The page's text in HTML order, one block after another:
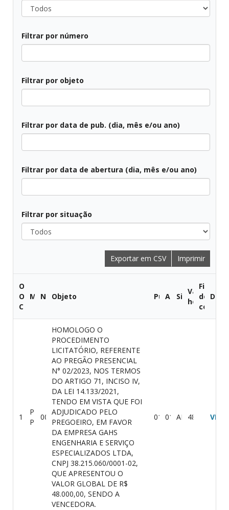
Todos
Filtrar por número
Filtrar por objeto
Filtrar por data de pub. (dia, mês e/ou ano)
Filtrar por data de abertura (dia, mês e/ou ano)
Filtrar por situação
Todos
Exportar em CSV Imprimir
O.C.
Ordem
Cronológica
Modalidade
Número
Objeto Publicação
Abertura
Situação
Valor
Fiscal
do
1
PREGÃO
PRESENCIAL
002/2023
HOMOLOGO O
PROCEDIMENTO
LICITATÓRIO, REFERENTE
AO PREGÃO PRESENCIAL
N° 02/2023, NOS TERMOS
DO ARTIGO 71, INCISO IV,
DA LEI 14.133/2021,
TENDO EM VISTA QUE FOI
ADJUDICADO PELO
PREGOEIRO, EM FAVOR
DA EMPRESA GAHS
ENGENHARIA E SERVIÇO
ESPECIALIZADOS LTDA,
CNPJ 38.215.060/0001-02,
QUE APRESENTOU O
VALOR GLOBAL DE R$
48.000,00, SENDO A
VENCEDORA.
01/08/2023
01/08/2023
ABERTO48.000,00
VER